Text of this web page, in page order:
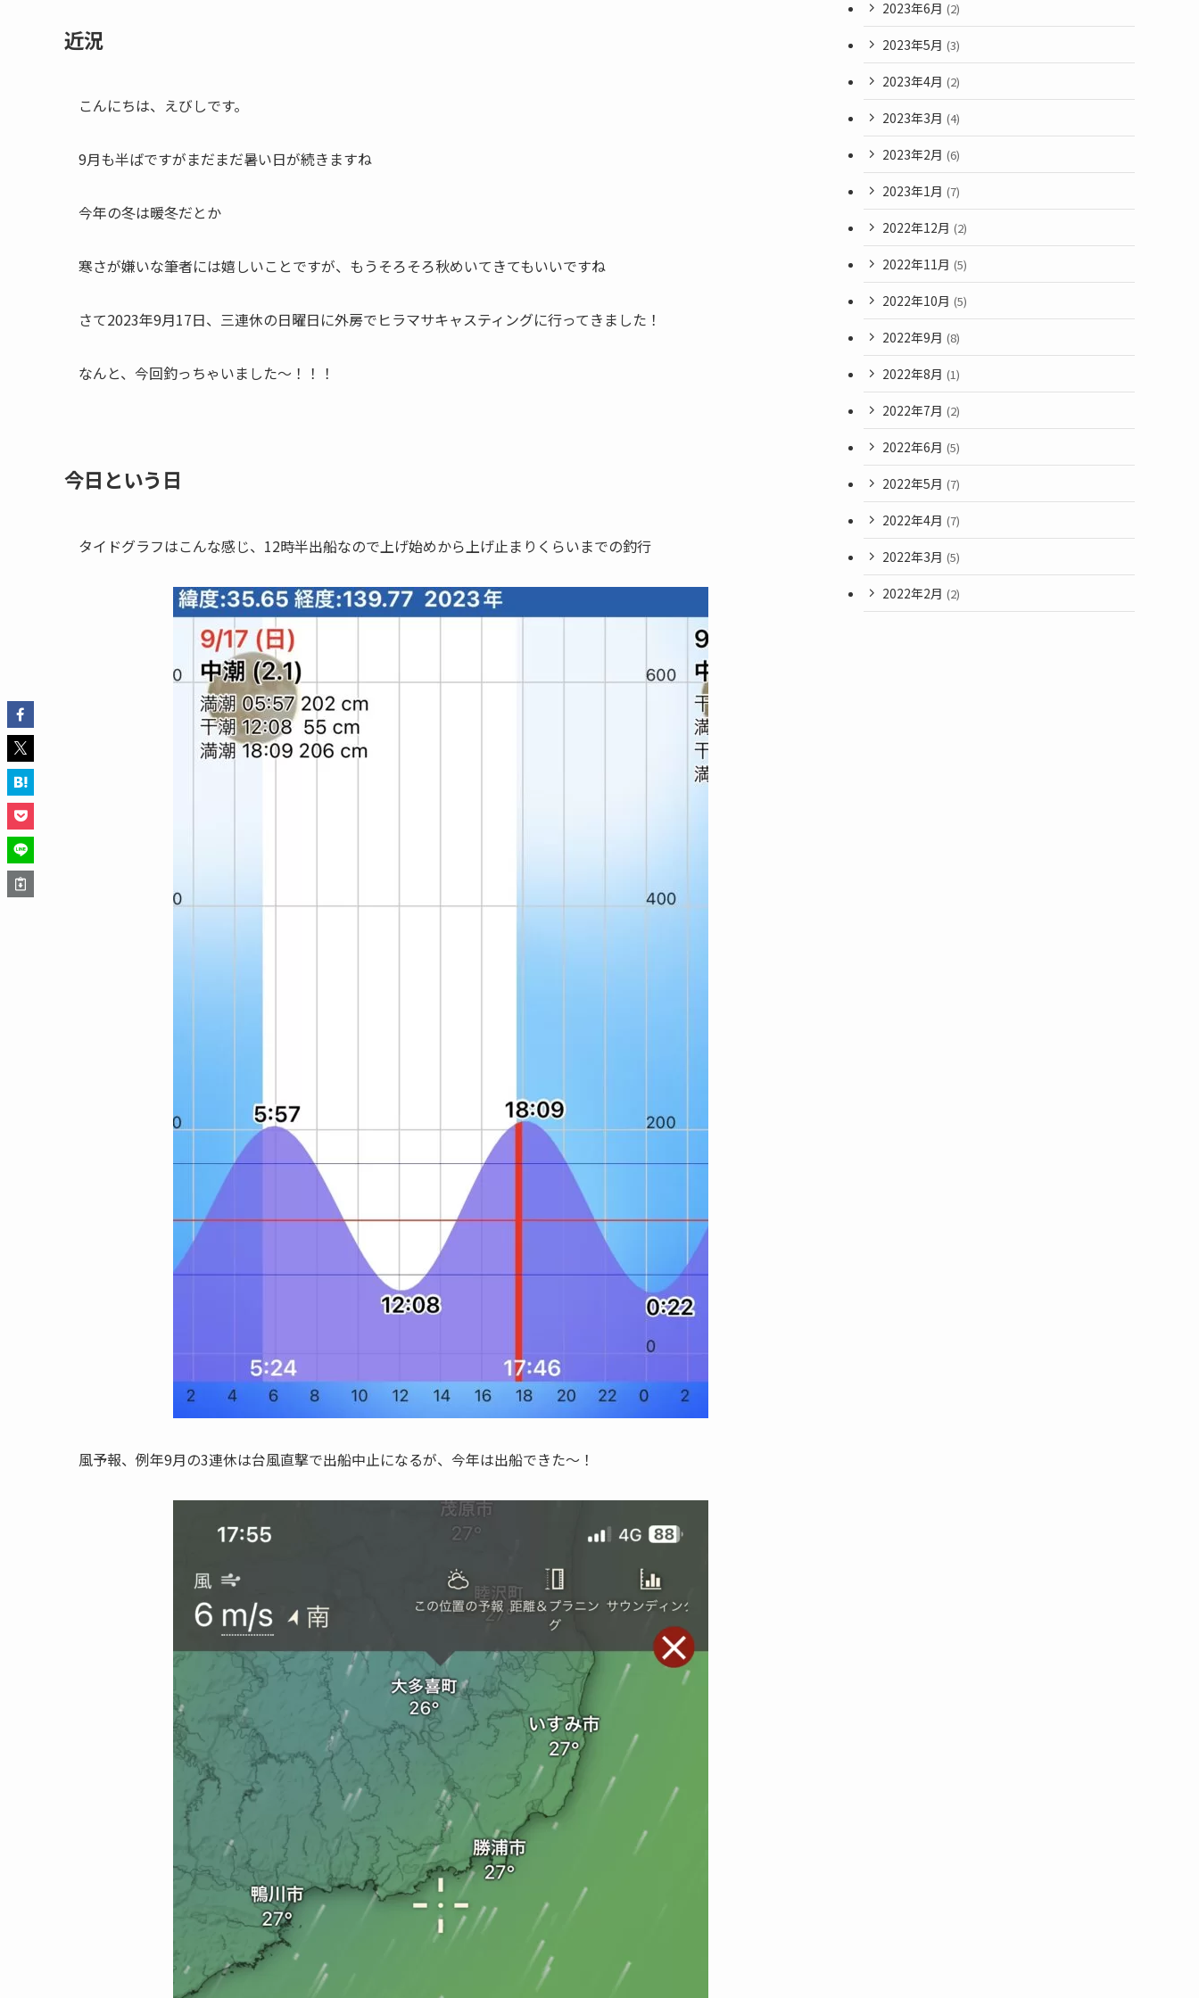
近況
こんにちは、えびしです。
9月も半ばですがまだまだ暑い日が続きますね
今年の冬は暖冬だとか
寒さが嫌いな筆者には嬉しいことですが、もうそろそろ秋めいてきてもいいですね
さて2023年9月17日、三連休の日曜日に外房でヒラマサキャスティングに行ってきました！
なんと、今回釣っちゃいました～！！！
今日という日
タイドグラフはこんな感じ、12時半出船なので上げ始めから上げ止まりくらいまでの釣行
風予報、例年9月の3連休は台風直撃で出船中止になるが、今年は出船できた～！
2023年6月 (2)
2023年5月 (3)
2023年4月 (2)
2023年3月 (4)
2023年2月 (6)
2023年1月 (7)
2022年12月 (2)
2022年11月 (5)
2022年10月 (5)
2022年9月 (8)
2022年8月 (1)
2022年7月 (2)
2022年6月 (5)
2022年5月 (7)
2022年4月 (7)
2022年3月 (5)
2022年2月 (2)